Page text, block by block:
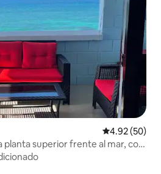
Calificación
4.92 (50)
planta superior frente al mar, con